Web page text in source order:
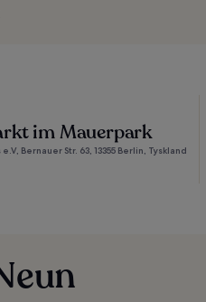
im Mauerpark
Bernauer Str. 63, 13355 Berlin, Tyskland